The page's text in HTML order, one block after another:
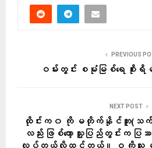
PREVIOUS
ဝမ်းတွင်း စမုံမြစ်ရေ စိုး
NEXT POST
ထိုင်းက ၀ ကို မတိုက်နိုင်ဘူး(သက်
လည်း ဖြစ်တော့ သူ့ပြည်တွင်းက ပြဿ
လုပ်တယ်လို့ထင်တယ်။ ဝ ကိုသူ